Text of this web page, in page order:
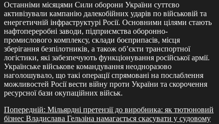
Останніми місяцями Сили оборони України суттєво
активізували кампанію далекобійних ударів по військовій та
енергетичній інфраструктурі Росії. Основними цілями стають
нафтопереробні заводи, підприємства оборонно-
промислового комплексу, склади боєприпасів, місця
зберігання безпілотників, а також об’єкти транспортної
логістики, які забезпечують функціонування російської армії.
Українське військове командування неодноразово
наголошувало, що такі операції спрямовані на послаблення
можливостей Росії вести війну проти України та скорочення
ресурсної бази окупаційних військ.
Навігація
Попередній: Мільярдні претензії до виробника: як тютюновий
бізнес Владислава Гельзіна намагається скасувати у судовому